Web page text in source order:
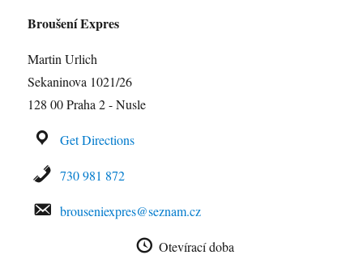
Broušení Expres
Martin Urlich
Sekaninova 1021/26
128 00 Praha 2 - Nusle
Get Directions
730 981 872
brouseniexpres@seznam.cz
Otevírací doba